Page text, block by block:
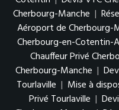
Cherbourg-Manche |
Aéroport de Cherbourg-
Cherbourg-en-Cotentin-
Chauffeur Privé
Cherbourg-Manche |
Tourlaville | Mise à
Privé Tourlaville |